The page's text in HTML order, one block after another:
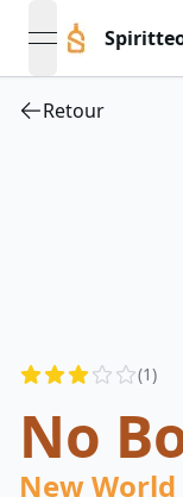
open navigation
Retour
Reviews (1)
No
New World